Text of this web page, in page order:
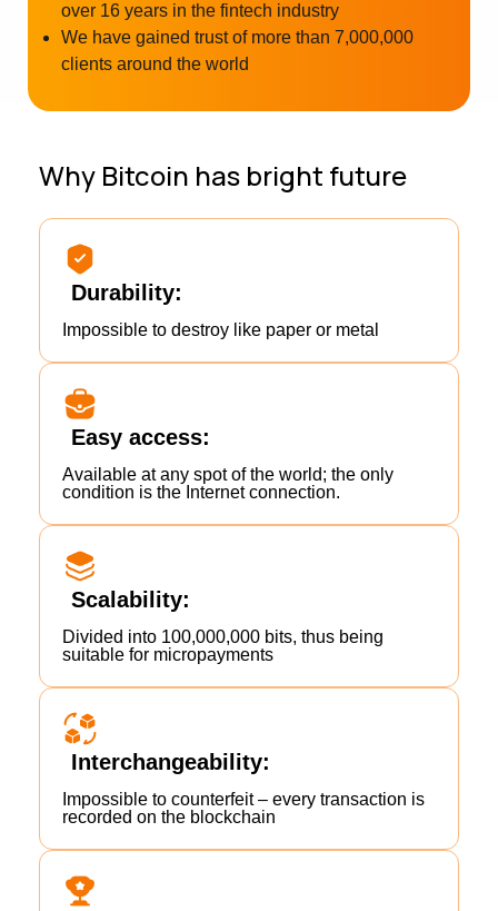
over 16 years in the fintech industry
We have gained trust of more than 7,000,000
clients around the world
Why Bitcoin has bright future
Durability:
Impossible to destroy like paper or metal
Easy access:
Available at any spot of the world; the only
condition is the Internet connection.
Scalability:
Divided into 100,000,000 bits, thus being
suitable for micropayments
Interchangeability:
Impossible to counterfeit – every transaction is
recorded on the blockchain